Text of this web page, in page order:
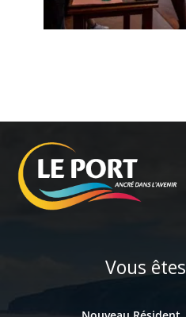
Vous êtes